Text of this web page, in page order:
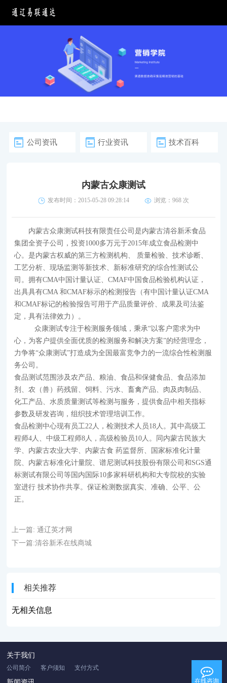
公司资讯 行业资讯 技术百科
内蒙古众康测试
发布时间：2015-05-28 09:28:14 浏览： 968 次
内蒙古众康测试科技有限责任公司是内蒙古清谷新禾食品
集团全资子公司，投资1000多万元于2015年成立食品检测中
心。是内蒙古权威的第三方检测机构、 质量检验、技术诊断、
工艺分析、现场监测等新技术、新标准研究的综合性测试公
司。拥有CMA中国计量认证、CMAF中国食品检验机构认证，
出具具有CMA 和CMAF标示的检测报告（有中国计量认证CMA
和CMAF标记的检验报告可用于产品质量评价、成果及司法鉴
定，具有法律效力）。
众康测试专注于检测服务领域，秉承“以客户需求为中
心，为客户提供全面优质的检测服务和解决方案”的经营理念，
力争将“众康测试”打造成为全国最富竞争力的一流综合性检测服
务公司。
食品测试范围涉及农产品、粮油、食品和保健食品、食品添加
剂、农（兽）药残留、饲料、污水、畜禽产品、肉及肉制品、
化工产品、水质质量测试等检测与服务，提供食品中相关指标
参数及研发咨询，组织技术管理培训工作。
食品检测中心现有员工22人，检测技术人员18人。其中高级工
程师4人、中级工程师8人，高级检验员10人。同内蒙古民族大
学、内蒙古农业大学、内蒙古食 药监督所、国家标准化计量
院、内蒙古标准化计量院、谱尼测试科技股份有限公司和SGS通
标测试有限公司等国内国际10多家科研机构和大专院校的实验
室进行 技术协作共享。保证检测数据真实、准确、公平、公
正。
上一篇:通辽英才网
下一篇:清谷新禾在线商城
相关推荐
无相关信息
关于我们
公司简介 客户须知 支付方式
在线咨询